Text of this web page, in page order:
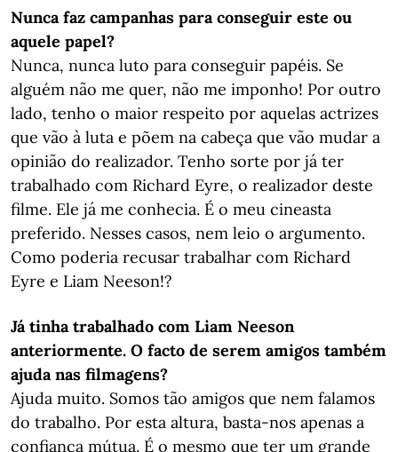
Nunca faz campanhas para conseguir este ou
aquele papel?
Nunca, nunca luto para conseguir papéis. Se
alguém não me quer, não me imponho! Por outro
lado, tenho o maior respeito por aquelas actrizes
que vão à luta e põem na cabeça que vão mudar a
opinião do realizador. Tenho sorte por já ter
trabalhado com Richard Eyre, o realizador deste
filme. Ele já me conhecia. É o meu cineasta
preferido. Nesses casos, nem leio o argumento.
Como poderia recusar trabalhar com Richard
Eyre e Liam Neeson!?
Já tinha trabalhado com Liam Neeson
anteriormente. O facto de serem amigos também
ajuda nas filmagens?
Ajuda muito. Somos tão amigos que nem falamos
do trabalho. Por esta altura, basta-nos apenas a
confiança mútua. É o mesmo que ter um grande